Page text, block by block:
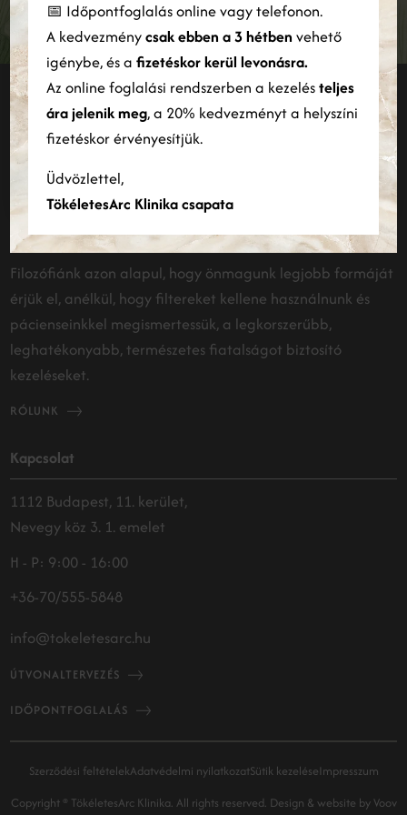
Maradjunk kapcsolatban
INSTAGRAM
Filozófiánk azon alapul, hogy önmagunk legjobb formáját
érjük el, anélkül, hogy filtereket kellene használnunk és
pácienseinkkel megismertessük, a legkorszerűbb,
leghatékonyabb, természetes fiatalságot biztosító
kezeléseket.
RÓLUNK
Kapcsolat
1112 Budapest, 11. kerület,
Nevegy köz 3. 1. emelet
H - P: 9:00 - 16:00
+36-70/555-5848
info@tokeletesarc.hu
ÚTVONALTERVEZÉS
IDŐPONTFOGLALÁS
Szerződési feltételekAdatvédelmi nyilatkozatSütik kezeléseImpresszum
Copyright ® TökéletesArc Klinika. All rights reserved. Design & website by Voov
📅 Időpontfoglalás online vagy telefonon.
A kedvezménycsak ebben a 3 hétben vehető
igénybe, és a fizetéskor kerül levonásra.
Az online foglalási rendszerben a kezelésteljes
ára jelenik meg, a 20% kedvezményt a helyszíni
fizetéskor érvényesítjük.
Üdvözlettel,
TökéletesArc Klinika csapata
elemző partnereinkkel is, akik egyesíthetik azokat más
információkkal, amelyeket Ön biztosított számukra, vagy
amelyeket a szolgáltatásaik Ön általi használatából gyűjtöttek
össze.
Bővebben
ÖSSZES ELFOGADÁSA
ÖSSZES ELUTASÍTÁSA